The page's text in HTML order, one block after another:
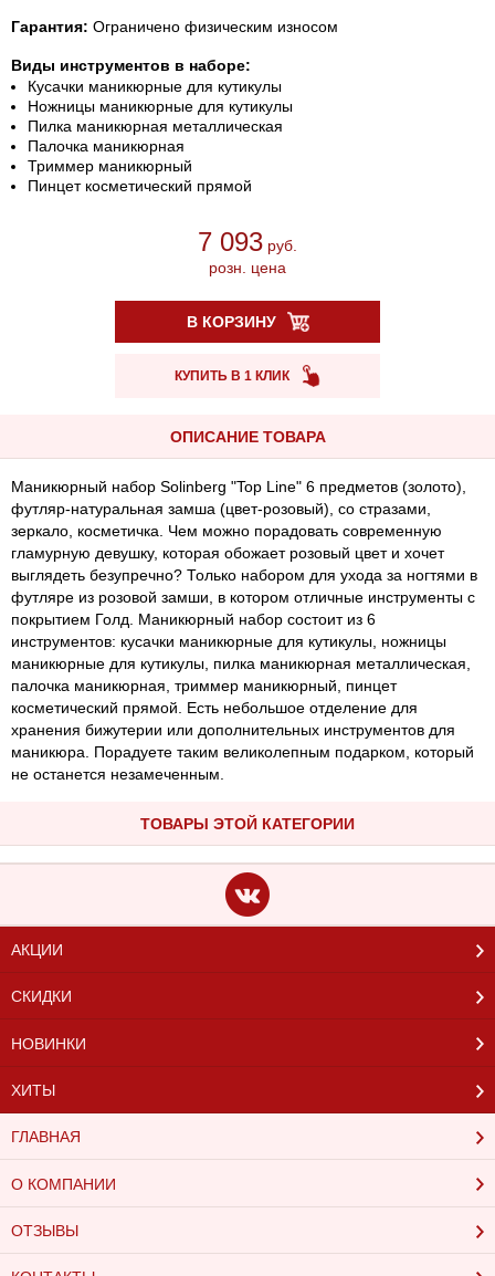
Гарантия: Ограничено физическим износом
Виды инструментов в наборе:
Кусачки маникюрные для кутикулы
Ножницы маникюрные для кутикулы
Пилка маникюрная металлическая
Палочка маникюрная
Триммер маникюрный
Пинцет косметический прямой
7 093 руб.
розн. цена
В КОРЗИНУ
КУПИТЬ В 1 КЛИК
ОПИСАНИЕ ТОВАРА
Маникюрный набор Solinberg "Top Line" 6 предметов (золото),
футляр-натуральная замша (цвет-розовый), со стразами,
зеркало, косметичка. Чем можно порадовать современную
гламурную девушку, которая обожает розовый цвет и хочет
выглядеть безупречно? Только набором для ухода за ногтями в
футляре из розовой замши, в котором отличные инструменты с
покрытием Голд. Маникюрный набор состоит из 6
инструментов: кусачки маникюрные для кутикулы, ножницы
маникюрные для кутикулы, пилка маникюрная металлическая,
палочка маникюрная, триммер маникюрный, пинцет
косметический прямой. Есть небольшое отделение для
хранения бижутерии или дополнительных инструментов для
маникюра. Порадуете таким великолепным подарком, который
не останется незамеченным.
ТОВАРЫ ЭТОЙ КАТЕГОРИИ
АКЦИИ
СКИДКИ
НОВИНКИ
ХИТЫ
ГЛАВНАЯ
О КОМПАНИИ
ОТЗЫВЫ